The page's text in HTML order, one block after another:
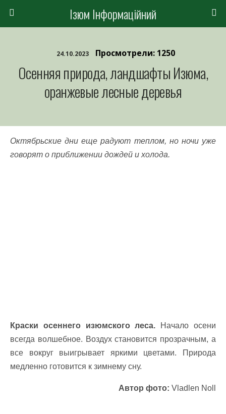
Ізюм Інформаційний
24.10.2023 Просмотрели: 1250
Осенняя природа, ландшафты Изюма,
оранжевые лесные деревья
Октябрьские дни еще радуют теплом, но ночи уже
говорят о приближении дождей и холода.
Краски осеннего изюмского леса. Начало осени
всегда волшебное. Воздух становится прозрачным, а
все вокруг выигрывает яркими цветами. Природа
медленно готовится к зимнему сну.
Автор фото: Vladlen Noll